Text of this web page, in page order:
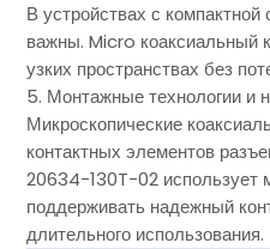
В устройствах с компактной
важны. Micro коаксиальный
узких пространствах без
5. Монтажные технологии и
Микроскопические
контактных элементов
20634-130T-02 использует
поддерживать надежный
длительного использования.